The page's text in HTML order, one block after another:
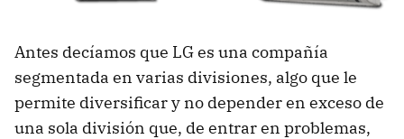
Antes decíamos que LG es una compañía
segmentada en varias divisiones, algo que le
permite diversificar y no depender en exceso de
una sola división que, de entrar en problemas,